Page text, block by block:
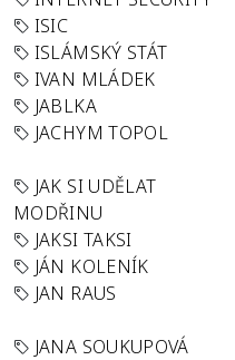
ISIC
ISLÁMSKÝ STÁT
IVAN MLÁDEK
JABLKA
JACHYM TOPOL
JAK SI UDĚLAT
MODŘINU
JAKSI TAKSI
JÁN KOLENÍK
JAN RAUS
JANA SOUKUPOVÁ